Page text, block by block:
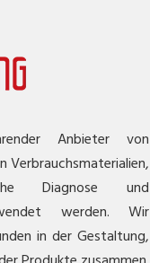
Anbieter von
Verbrauchsmaterialien,
Diagnose und
werden. Wir
in der Gestaltung,